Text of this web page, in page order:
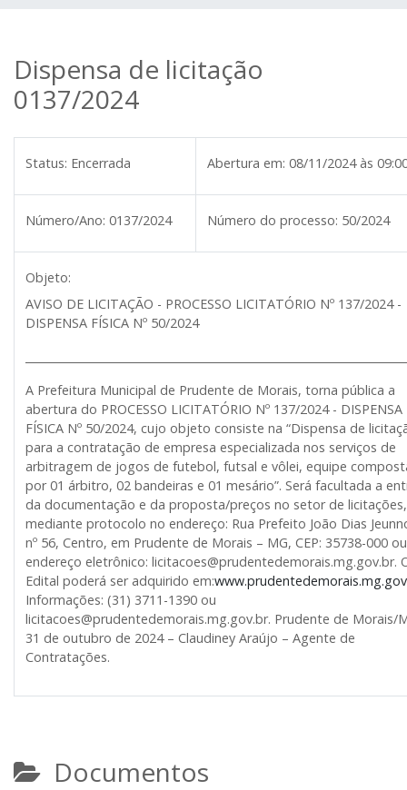
Dispensa de licitação
0137/2024
Status: Encerrada Abertura em: 08/11/2024 às
Número/Ano: 0137/2024 Número do processo: 50/2024
Objeto:
AVISO DE LICITAÇÃO - PROCESSO LICITATÓRIO Nº 137/2024 -
DISPENSA FÍSICA Nº 50/2024
A Prefeitura Municipal de Prudente de Morais, torna pública a
abertura do PROCESSO LICITATÓRIO Nº 137/2024 - DISPENSA
FÍSICA Nº 50/2024, cujo objeto consiste na “Dispensa de
para a contratação de empresa especializada nos serviços de
arbitragem de jogos de futebol, futsal e vôlei, equipe
por 01 árbitro, 02 bandeiras e 01 mesário”. Será facultada a
da documentação e da proposta/preços no setor de licitações,
mediante protocolo no endereço: Rua Prefeito João Dias
nº 56, Centro, em Prudente de Morais – MG, CEP: 35738-000
endereço eletrônico: licitacoes@prudentedemorais.mg.gov.br.
Edital poderá ser adquirido em:
Informações: (31) 3711-1390 ou
licitacoes@prudentedemorais.mg.gov.br. Prudente de Morais/
31 de outubro de 2024 – Claudiney Araújo – Agente de
Contratações.
Documentos